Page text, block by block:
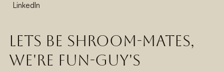
LinkedIn
lets be shroom-mates,
we're fun-guy's